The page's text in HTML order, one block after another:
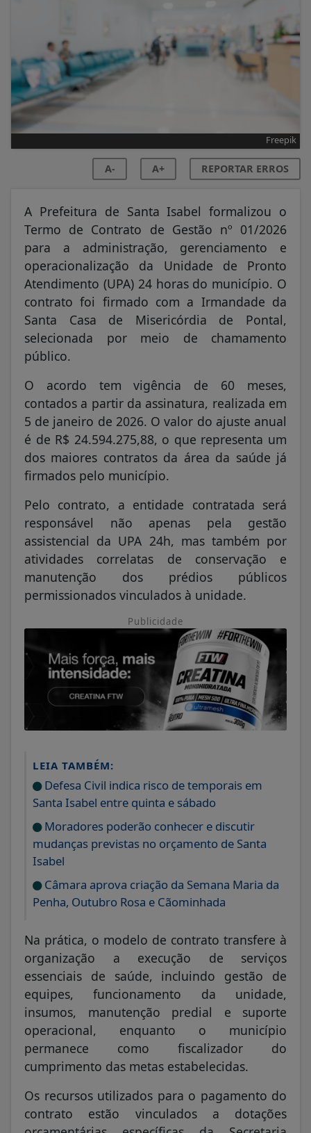
Freepik
A- A+ REPORTAR ERROS
A Prefeitura de Santa Isabel formalizou o
Termo de Contrato de Gestão nº 01/2026
para a administração, gerenciamento e
operacionalização da Unidade de Pronto
Atendimento (UPA) 24 horas do município. O
contrato foi firmado com a Irmandade da
Santa Casa de Misericórdia de Pontal,
selecionada por meio de chamamento
público.
O acordo tem vigência de 60 meses,
contados a partir da assinatura, realizada em
5 de janeiro de 2026. O valor do ajuste anual
é de R$ 24.594.275,88, o que representa um
dos maiores contratos da área da saúde já
firmados pelo município.
Pelo contrato, a entidade contratada será
responsável não apenas pela gestão
assistencial da UPA 24h, mas também por
atividades correlatas de conservação e
manutenção dos prédios públicos
permissionados vinculados à unidade.
Publicidade
LEIA TAMBÉM:
Defesa Civil indica risco de temporais em
Santa Isabel entre quinta e sábado
Moradores poderão conhecer e discutir
mudanças previstas no orçamento de Santa
Isabel
Câmara aprova criação da Semana Maria da
Penha, Outubro Rosa e Cãominhada
Na prática, o modelo de contrato transfere à
organização a execução de serviços
essenciais de saúde, incluindo gestão de
equipes, funcionamento da unidade,
insumos, manutenção predial e suporte
operacional, enquanto o município
permanece como fiscalizador do
cumprimento das metas estabelecidas.
Os recursos utilizados para o pagamento do
contrato estão vinculados a dotações